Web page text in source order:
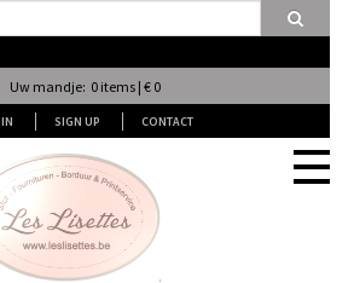
Uw mandje: 0 items | € 0
SIGN UP CONTACT